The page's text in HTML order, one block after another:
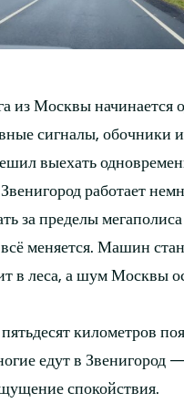
из Москвы начинается
сигналы, обочники
выехать
работает
за пределы
меняется. Машин
в леса, а шум Москвы
километров
едут в Звенигород
спокойствия.